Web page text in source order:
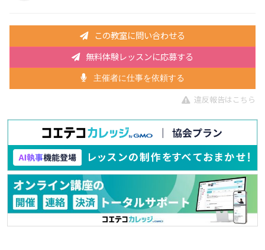
この教室に問い合わせる
無料体験レッスンに応募する
主催者に仕事を依頼する
違反報告はこちら